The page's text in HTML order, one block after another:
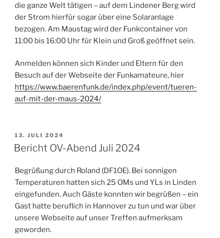
die ganze Welt tätigen – auf dem Lindener Berg wird
der Strom hierfür sogar über eine Solaranlage
bezogen. Am Maustag wird der Funkcontainer von
11:00 bis 16:00 Uhr für Klein und Groß geöffnet sein.
Anmelden können sich Kinder und Eltern für den
Besuch auf der Webseite der Funkamateure, hier
https://www.baerenfunk.de/index.php/event/tueren-
auf-mit-der-maus-2024/
VERÖFFENTLICHT
AM
13. JULI 2024
Bericht OV-Abend Juli 2024
Begrüßung durch Roland (DF1OE). Bei sonnigen
Temperaturen hatten sich 25 OMs und YLs in Linden
eingefunden. Auch Gäste konnten wir begrüßen – ein
Gast hatte beruflich in Hannover zu tun und war über
unsere Webseite auf unser Treffen aufmerksam
geworden.